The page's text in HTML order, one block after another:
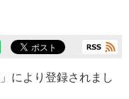
」により登録されまし